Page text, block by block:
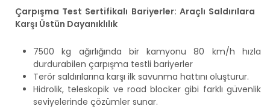
Çarpışma Test Sertifikalı Bariyerler: Araçlı Saldırılara
Karşı Üstün Dayanıklılık
7500 kg ağırlığında bir kamyonu 80 km/h hızla
durdurabilen çarpışma testli bariyerler
Terör saldırılarına karşı ilk savunma hattını oluşturur.
Hidrolik, teleskopik ve road blocker gibi farklı güvenlik
seviyelerinde çözümler sunar.